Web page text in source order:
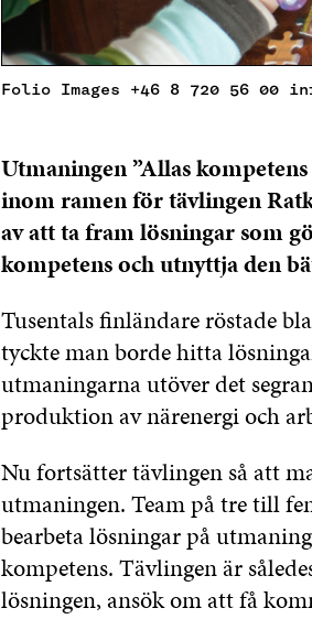
Folio Images +46 8 720 56 00
Utmaningen ”Allas
inom ramen för tävlingen
av att ta fram lösningar som
kompetens och utnyttja den
Tusentals finländare röstade
tyckte man borde hitta
utmaningarna utöver det
produktion av närenergi och
Nu fortsätter tävlingen så att
utmaningen. Team på tre till
bearbeta lösningar på
kompetens. Tävlingen är
lösningen, ansök om att få